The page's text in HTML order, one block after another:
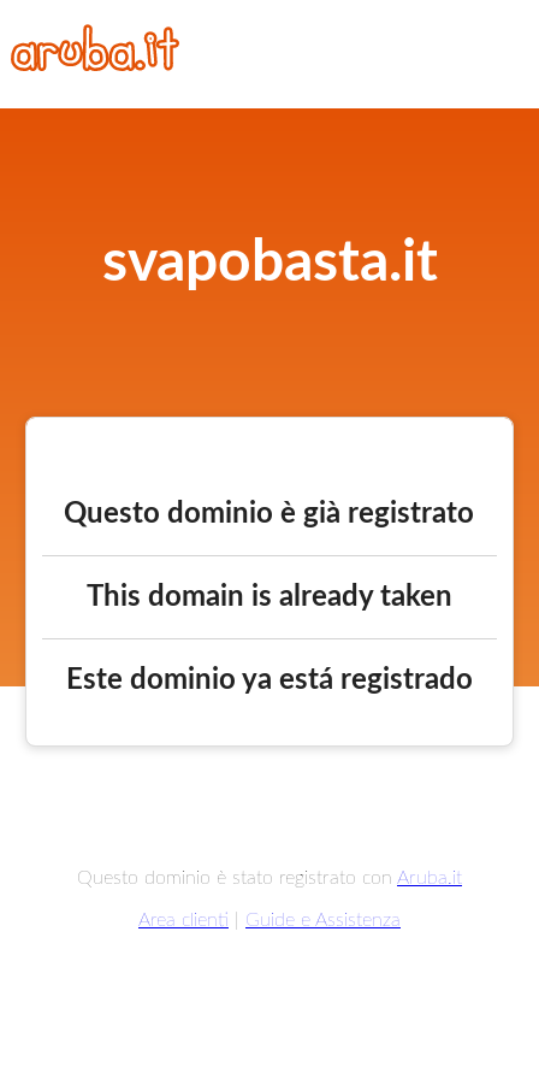
svapobasta.it
Questo dominio è già registrato
This domain is already taken
Este dominio ya está registrado
Questo dominio è stato registrato con Aruba.it
Area clienti Guide e Assistenza